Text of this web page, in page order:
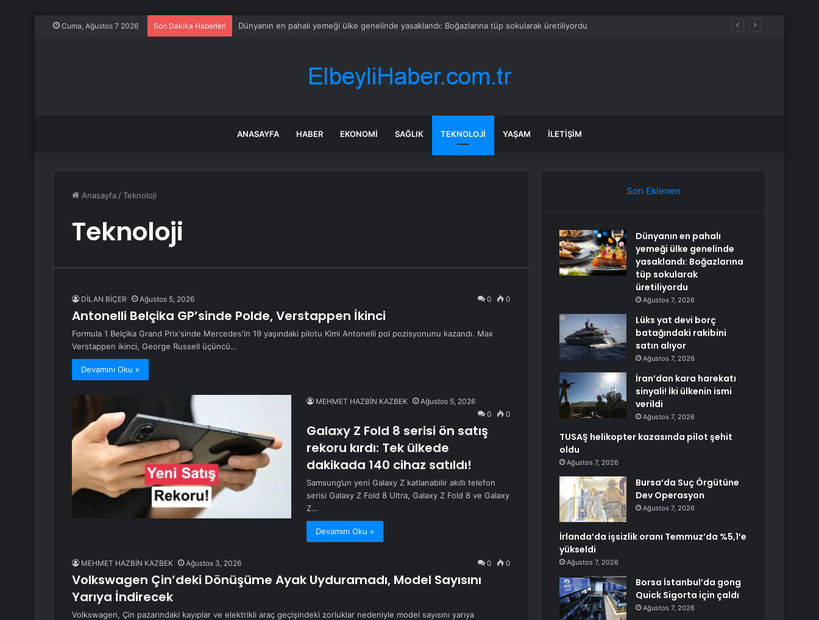
Cuma, Ağustos 7 2026 Son Dakika Haberleri Lüks yat devi borç batağındaki rakibini satın alıyor
ANASAYFA HABER EKONOMI SAĞLIK TEKNOLOJI YAŞAM İLETIŞIM
Anasayfa /Teknoloji
Teknoloji
DİLAN BİÇER Ağustos 5, 2026 0 0
Antonelli Belçika GP’sinde Polde, Verstappen İkinci
Formula 1 Belçika Grand Prix'sinde Mercedes'in 19 yaşındaki pilotu Kimi Antonelli pol pozisyonunu kazandı. Max
Verstappen ikinci, George Russell üçüncü…
Devamını Oku »
MEHMET HAZBİN KAZBEK
Ağustos 5, 2026
0
0
Galaxy Z Fold 8 serisi ön satış
rekoru kırdı: Tek ülkede
dakikada 140 cihaz satıldı!
Samsung’un yeni Galaxy Z katlanabilir akıllı telefon
serisi Galaxy Z Fold 8 Ultra, Galaxy Z Fold 8 ve Galaxy
Z…
Devamını Oku »
MEHMET HAZBİN KAZBEK Ağustos 3, 2026 0 0
Volkswagen Çin’deki Dönüşüme Ayak Uyduramadı, Model Sayısını
Yarıya İndirecek
Volkswagen, Çin pazarındaki kayıplar ve elektrikli araç geçişindeki zorluklar nedeniyle model sayısını yarıya
Son Eklenen
Dünyanın en pahalı
yemeği ülke genelinde
yasaklandı: Boğazlarına
tüp sokularak
üretiliyordu
Ağustos 7, 2026
Lüks yat devi borç
batağındaki rakibini
satın alıyor
Ağustos 7, 2026
İran’dan kara harekatı
sinyali! İki ülkenin ismi
verildi
Ağustos 7, 2026
TUSAŞ helikopter kazasında pilot şehit
oldu
Ağustos 7, 2026
Bursa’da Suç Örgütüne
Dev Operasyon
Ağustos 7, 2026
İrlanda’da işsizlik oranı Temmuz’da %5,1’e
yükseldi
Ağustos 7, 2026
Borsa İstanbul’da gong
Quick Sigorta için çaldı
Ağustos 7, 2026